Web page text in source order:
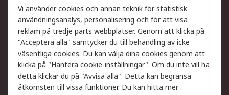
Ditt lokala säljteam
Exportlösningar
Support
Få hjälp
Retur av varor
Leverans
Spåra din order
Begär en fakturakopi
Fördelar med RS-konto
Vi använder cookies och annan teknik för statistisk
användningsanalys, personalisering och för att visa
reklam på tredje parts webbplatser. Genom att klicka på
"Acceptera alla" samtycker du till behandling av icke
väsentliga cookies. Du kan välja dina cookies genom att
klicka på "Hantera cookie-inställningar". Om du inte vill ha
detta klickar du på "Avvisa alla". Detta kan begränsa
åtkomsten till vissa funktioner. Du kan hitta mer